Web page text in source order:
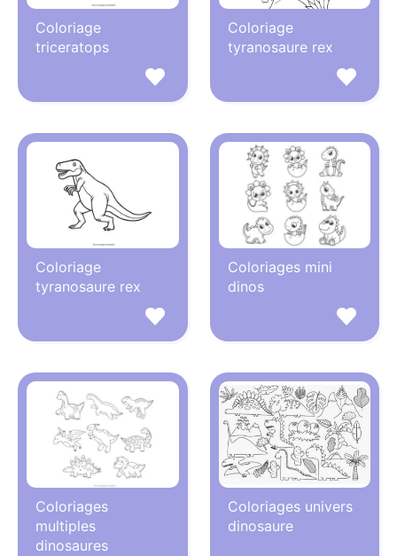
Coloriage
triceratops
Coloriage
tyranosaure rex
Coloriage
tyranosaure rex
Coloriages mini
dinos
Coloriages
multiples
dinosaures
Coloriages univers
dinosaure